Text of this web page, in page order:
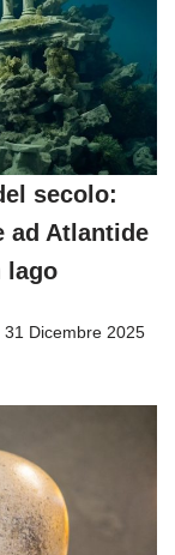
secolo:
ad Atlantide
lago
31 Dicembre 2025